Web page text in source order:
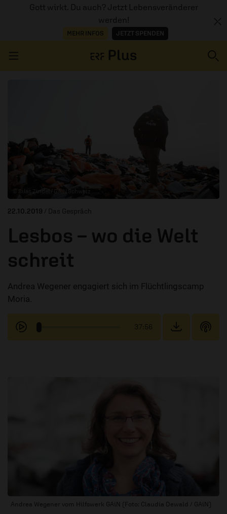
Gott wirkt. Du auch? Jetzt Lebensveränderer
werden!
MEHR INFOS JETZT SPENDEN
AUDIOTHEK
PROGRAMM
© Silas Zindel / GAIN Schweiz
22.10.2019 / Das Gespräch
Lesbos – wo die Welt
schreit
Andrea Wegener engagiert sich im Flüchtlingscamp
Moria.
37:56
Andrea Wegener vom Hilfswerk GAiN (Foto: Claudia Dewald / GAiN)